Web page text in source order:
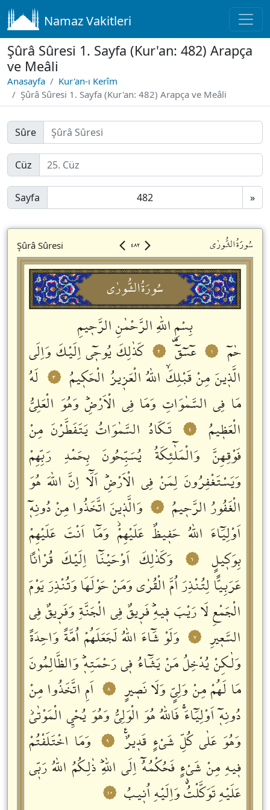
Namaz Vakitleri
Şûrâ Sûresi 1. Sayfa (Kur'an: 482) Arapça
ve Meâli
Anasayfa
Kur'an-ı Kerîm
Şûrâ Sûresi 1. Sayfa (Kur'an: 482) Arapça ve Meâli
Sûre
Cüz
Sayfa »
Şûrâ Sûresi ٤٨٢ سُورَةُالشُّورٰى
سُورَةُالشُّورٰى
بِسْمِ اللّٰهِ الرَّحْمٰنِ الرَّحٖيمِ
حٰمٓ
١ عٓسٓقٓࣞ ٢
كَذٰلِكَ يُوحٖٓي اِلَيْكَ وَاِلَى
الَّذٖينَ مِنْ قَبْلِكَۙ اللّٰهُ الْعَزٖيزُ الْحَكٖيمُ
٣
لَهُ
مَا فِي السَّمٰوَاتِ وَمَا فِي الْاَرْضِؕ وَهُوَ الْعَلِيُّ
الْعَظٖيمُ
٤
تَكَادُ السَّمٰوَاتُ يَتَفَطَّرْنَ مِنْ
فَوْقِهِنَّ وَالْمَلٰٓئِكَةُ يُسَبِّحُونَ بِحَمْدِ رَبِّهِمْ
وَيَسْتَغْفِرُونَ لِمَنْ فِي الْاَرْضِؕ اَلَٓا اِنَّ اللّٰهَ هُوَ
الْغَفُورُ الرَّحٖيمُ
٥
وَالَّذٖينَ اتَّخَذُوا مِنْ دُونِهٖٓ
اَوْلِيَٓاءَ اللّٰهُ حَفٖيظٌ عَلَيْهِمْؗ وَمَٓا اَنْتَ عَلَيْهِمْ
بِوَكٖيلٍ
٦
وَكَذٰلِكَ اَوْحَيْنَٓا اِلَيْكَ قُرْاٰناً
عَرَبِياًّ لِتُنْذِرَ اُمَّ الْقُرٰى وَمَنْ حَوْلَهَا وَتُنْذِرَ يَوْمَ
الْجَمْعِ لَا رَيْبَ فٖيهِؕ فَرٖيقٌ فِي الْجَنَّةِ وَفَرٖيقٌ فِي
السَّعٖيرِ
٧
وَلَوْ شَٓاءَ اللّٰهُ لَجَعَلَهُمْ اُمَّةً وَاحِدَةً
وَلٰكِنْ يُدْخِلُ مَنْ يَشَٓاءُ فٖي رَحْمَتِهٖؕ وَالظَّالِمُونَ
مَا لَهُمْ مِنْ وَلِيٍّ وَلَا نَصٖيرٍ
٨
اَمِ اتَّخَذُوا مِنْ
دُونِهٖٓ اَوْلِيَٓاءَۚ فَاللّٰهُ هُوَ الْوَلِيُّ وَهُوَ يُحْـيِ الْمَوْتٰىؗ
وَهُوَ عَلٰى كُلِّ شَيْءٍ قَدٖيرٌࣖ
٩
وَمَا اخْتَلَفْتُمْ
فٖيهِ مِنْ شَيْءٍ فَحُكْمُهُٓ اِلَى اللّٰهِؕ ذٰلِكُمُ اللّٰهُ رَبّٖي
عَلَيْهِ تَوَكَّلْتُࣗ وَاِلَيْهِ اُنٖيبُ
١٠